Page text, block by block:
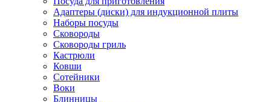
Адаптеры (диски) для индукционной плиты
Наборы посуды
Сковороды
Сковороды гриль
Кастрюли
Ковши
Сотейники
Воки
Блинницы